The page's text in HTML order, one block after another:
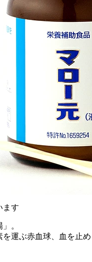
ます
。
運ぶ赤血球、血を止